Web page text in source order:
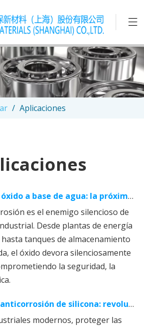
/ Aplicaciones
la próxima generación de protección sostenible de metales de VCI EP
es el enemigo silencioso de
Desde plantas de energía
tanques de almacenamiento
el óxido devora silenciosamente
la seguridad, la
revolucionando la protección de metales a largo plazo
modernos, proteger las